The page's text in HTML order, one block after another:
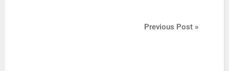
Previous Post »